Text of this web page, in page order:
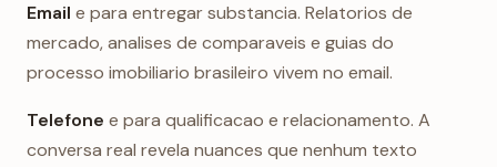
Email e para entregar substancia. Relatorios de
mercado, analises de comparaveis e guias do
processo imobiliario brasileiro vivem no email.
Telefone e para qualificacao e relacionamento. A
conversa real revela nuances que nenhum texto